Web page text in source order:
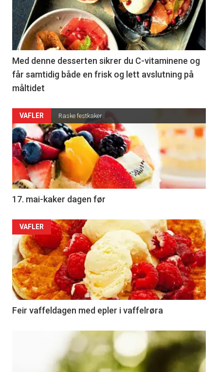
Med denne desserten sikrer du C-vitaminene og
får samtidig både en frisk og lett avslutning på
måltidet
VAFLER Raske festkaker
17. mai-kaker dagen før
VAFLER
Feir vaffeldagen med epler i vaffelrøra
Kommende